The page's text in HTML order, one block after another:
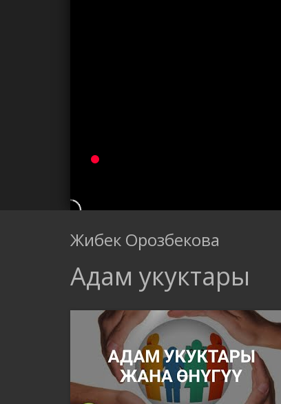
Жибек Орозбекова
Адам укуктары